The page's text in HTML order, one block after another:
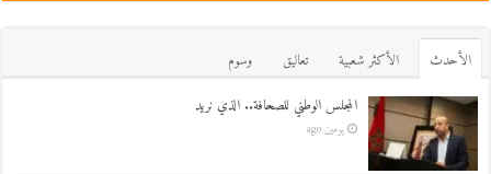
اﻷحدث اﻷكثر شعبية تعاليق
وسوم
المجلس الوطني للصحافة.. الذي نريد
يومين ago